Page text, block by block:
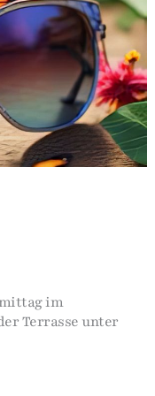
im
Terrasse unter